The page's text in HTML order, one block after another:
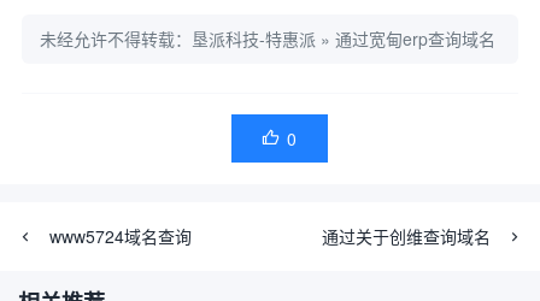
未经允许不得转载： 垦派科技-特惠派 » 通过宽甸erp查询域名
 0
www5724域名查询 通过关于创维查询域名